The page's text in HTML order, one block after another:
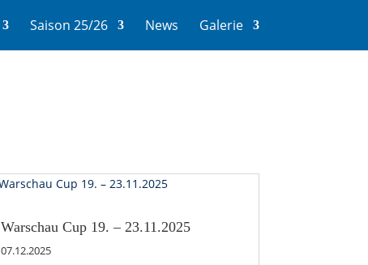
Saison 25/26 News Galerie
Warschau Cup 19. – 23.11.2025
07.12.2025